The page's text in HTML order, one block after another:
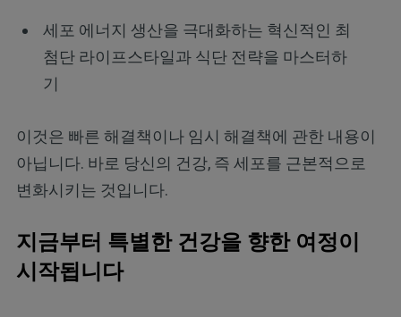
세포 에너지 생산을 극대화하는 혁신적인 최
첨단 라이프스타일과 식단 전략을 마스터하
기
이것은 빠른 해결책이나 임시 해결책에 관한 내용이
아닙니다. 바로 당신의 건강, 즉 세포를 근본적으로
변화시키는 것입니다.
지금부터 특별한 건강을 향한 여정이
시작됩니다